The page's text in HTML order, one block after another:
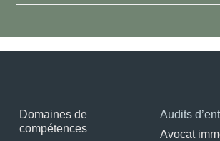
Domaines de
compétences
Audits
Avocat